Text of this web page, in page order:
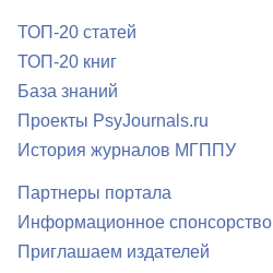
ТОП-20 статей
ТОП-20 книг
База знаний
Проекты PsyJournals.ru
История журналов МГППУ
Партнеры портала
Информационное спонсорство
Приглашаем издателей